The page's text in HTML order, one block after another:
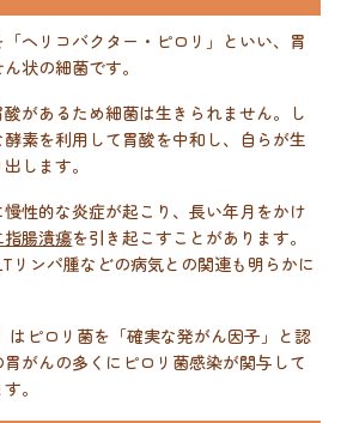
ヘリコバクター・ピロリ」といい、胃
状の細菌です。
があるため細菌は生きられません。し
素を利用して胃酸を中和し、自らが生
します。
性的な炎症が起こり、長い年月をかけ
指腸潰瘍を引き起こすことがあります。
リンパ腫などの病気との関連も明らかに
はピロリ菌を「確実な発がん因子」と認
がんの多くにピロリ菌感染が関与して
。